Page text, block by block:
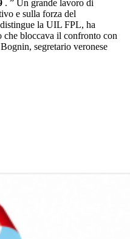
. ” Un grande lavoro di
e sulla forza del
la UIL FPL, ha
che bloccava il confronto con
segretario veronese